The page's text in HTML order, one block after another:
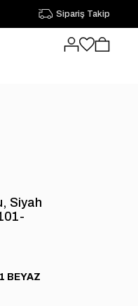
Sipariş Takip
Siyah
BEYAZ